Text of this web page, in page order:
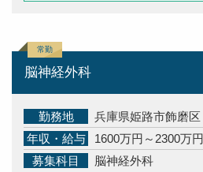
脳神経外科
勤務地
兵庫県姫路市飾磨区
年収・給与
1600万円～2300万円
募集科目
脳神経外科